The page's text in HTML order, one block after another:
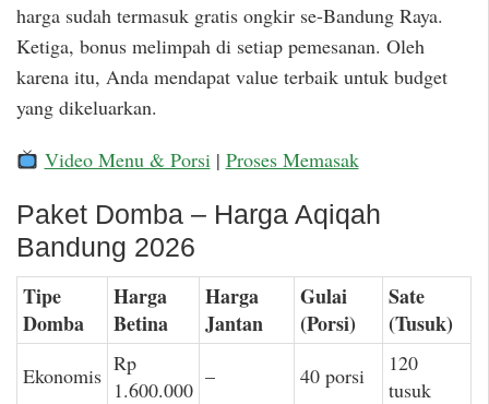
harga sudah termasuk gratis ongkir se-Bandung Raya.
Ketiga, bonus melimpah di setiap pemesanan. Oleh
karena itu, Anda mendapat value terbaik untuk budget
yang dikeluarkan.
Video Menu & Porsi| Proses Memasak
Paket Domba – Harga Aqiqah
Bandung 2026
Tipe
Domba
Harga
Betina
Harga
Jantan
Gulai
(Porsi)
Sate
(Tusuk)
Ekonomis Rp
1.600.000
– 40 porsi
120
tusuk